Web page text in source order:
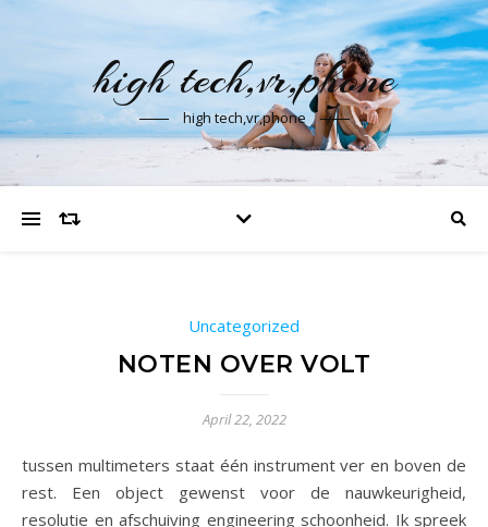
high tech,vr,phone
high tech,vr,phone
Uncategorized
NOTEN OVER VOLT
April 22, 2022
tussen multimeters staat één instrument ver en boven de
rest. Een object gewenst voor de nauwkeurigheid,
resolutie en afschuiving engineering schoonheid. Ik spreek